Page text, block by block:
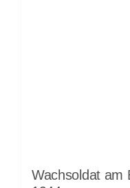
Wachsoldat am